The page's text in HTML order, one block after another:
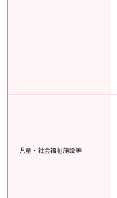
児童・社会福祉施設等